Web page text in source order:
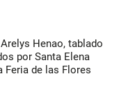
Henao, tablado
por Santa Elena
Feria de las Flores